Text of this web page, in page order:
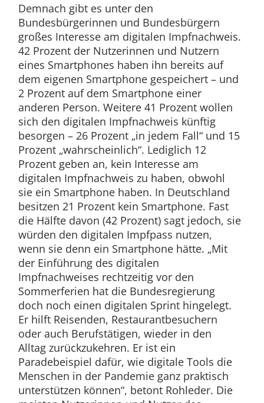
Demnach gibt es unter den
Bundesbürgerinnen und Bundesbürgern
großes Interesse am digitalen Impfnachweis.
42 Prozent der Nutzerinnen und Nutzern
eines Smartphones haben ihn bereits auf
dem eigenen Smartphone gespeichert – und
2 Prozent auf dem Smartphone einer
anderen Person. Weitere 41 Prozent wollen
sich den digitalen Impfnachweis künftig
besorgen – 26 Prozent „in jedem Fall“ und 15
Prozent „wahrscheinlich“. Lediglich 12
Prozent geben an, kein Interesse am
digitalen Impfnachweis zu haben, obwohl
sie ein Smartphone haben. In Deutschland
besitzen 21 Prozent kein Smartphone. Fast
die Hälfte davon (42 Prozent) sagt jedoch, sie
würden den digitalen Impfpass nutzen,
wenn sie denn ein Smartphone hätte. „Mit
der Einführung des digitalen
Impfnachweises rechtzeitig vor den
Sommerferien hat die Bundesregierung
doch noch einen digitalen Sprint hingelegt.
Er hilft Reisenden, Restaurantbesuchern
oder auch Berufstätigen, wieder in den
Alltag zurückzukehren. Er ist ein
Paradebeispiel dafür, wie digitale Tools die
Menschen in der Pandemie ganz praktisch
unterstützen können“, betont Rohleder. Die